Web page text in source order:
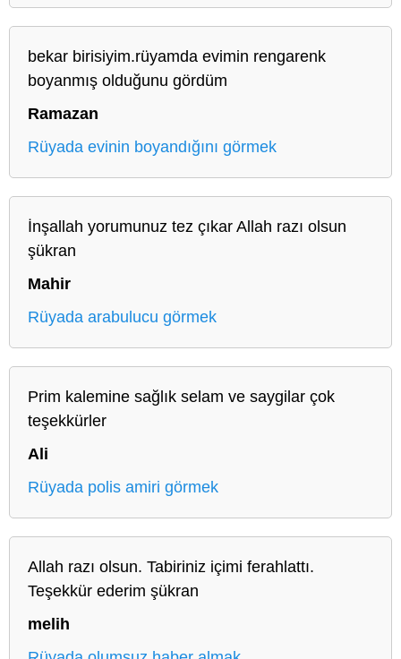
bekar birisiyim.rüyamda evimin rengarenk
boyanmış olduğunu gördüm
Ramazan
Rüyada evinin boyandığını görmek
İnşallah yorumunuz tez çıkar Allah razı olsun
şükran
Mahir
Rüyada arabulucu görmek
Prim kalemine sağlık selam ve saygilar çok
teşekkürler
Ali
Rüyada polis amiri görmek
Allah razı olsun. Tabiriniz içimi ferahlattı.
Teşekkür ederim şükran
melih